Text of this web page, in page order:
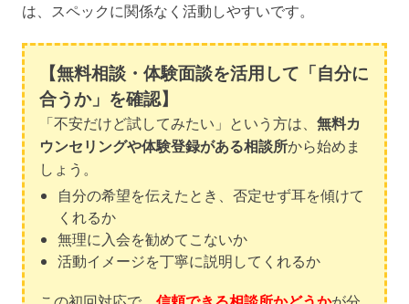
は、スペックに関係なく活動しやすいです。
【無料相談・体験面談を活用して「自分に
合うか」を確認】
「不安だけど試してみたい」という方は、 無料カ
ウンセリングや体験登録がある相談所から始めま
しょう。
自分の希望を伝えたとき、否定せず耳を傾けて
くれるか
無理に入会を勧めてこないか
活動イメージを丁寧に説明してくれるか